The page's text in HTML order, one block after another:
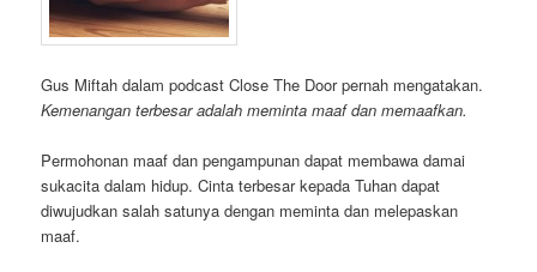
Gus Miftah dalam podcast Close The Door pernah mengatakan.
Kemenangan terbesar adalah meminta maaf dan memaafkan.
Permohonan maaf dan pengampunan dapat membawa damai
sukacita dalam hidup. Cinta terbesar kepada Tuhan dapat
diwujudkan salah satunya dengan meminta dan melepaskan
maaf.